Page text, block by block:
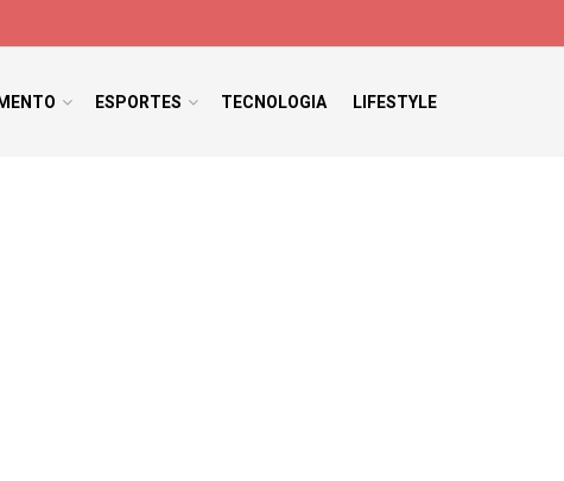
ESPORTES TECNOLOGIA LIFESTYLE